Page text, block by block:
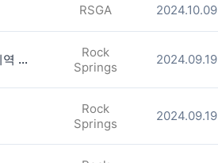
RSGA 2024.10.09
도라빌 지역. 몰오브 조지아 가까운 로렌스빌 지역 룸렌트합니다.(남자분)
Rock
Springs
2024.09.19
Rock
Springs
2024.09.19